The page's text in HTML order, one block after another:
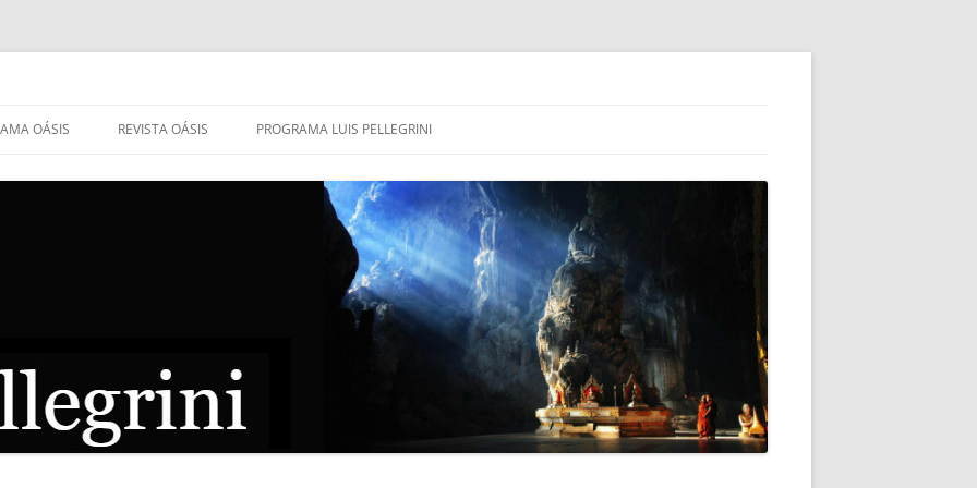
OÁSIS REVISTA OÁSIS PROGRAMA LUIS PELLEGRINI